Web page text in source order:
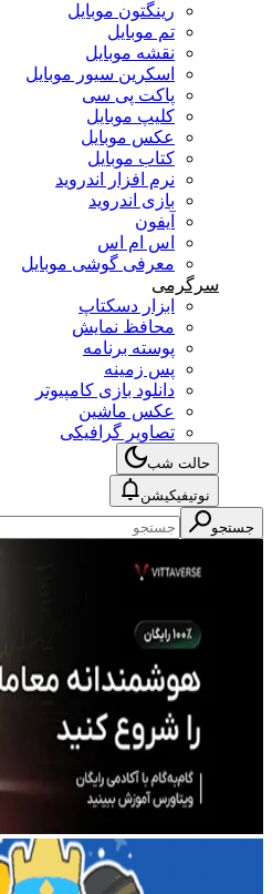
رینگتون موبایل
تم موبایل
نقشه موبایل
اسکرین سیور موبایل
پاکت پی سی
کلیپ موبایل
عکس موبایل
کتاب موبایل
نرم افزار اندروید
بازی اندروید
آیفون
اس ام اس
معرفی گوشی موبایل
سرگرمی
ابزار دسکتاپ
محافظ نمایش
پوسته برنامه
پس زمینه
دانلود بازی کامپیوتر
عکس ماشین
تصاویر گرافیکی
حالت شب
نوتیفیکیشن
جستجو